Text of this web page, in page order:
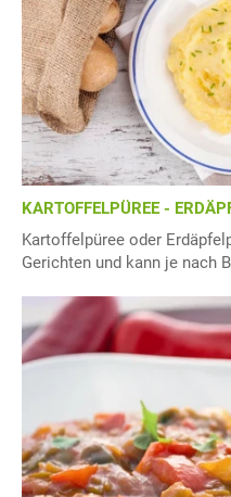
KARTOFFELPÜREE -
Kartoffelpüree oder
Gerichten und kann je nach